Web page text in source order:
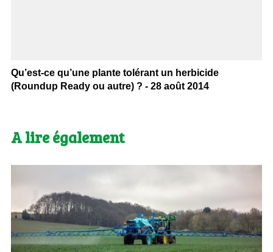
Qu’est-ce qu’une plante tolérant un herbicide
(Roundup Ready ou autre) ? - 28 août 2014
A lire également